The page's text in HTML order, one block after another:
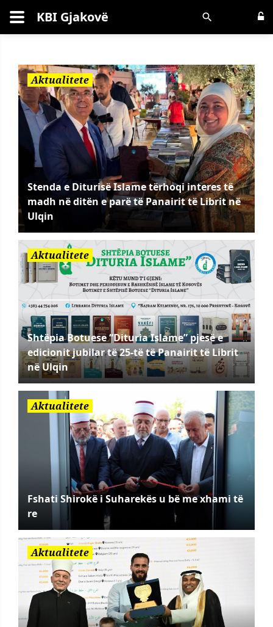
Kërko KBI Gjakovë
Aktualitete
Stenda e Diturisë Islame tërhoqi interes të
madh në ditën e parë të Panairit të Librit në
Ulqin
Aktualitete
Shtëpia Botuese “Dituria Islame” pjesë e
edicionit jubilar të 25-të të Panairit të Librit
në Ulqin
Aktualitete
Fshati Shirokë i Suharekës u bë me xhami të
re
Aktualitete